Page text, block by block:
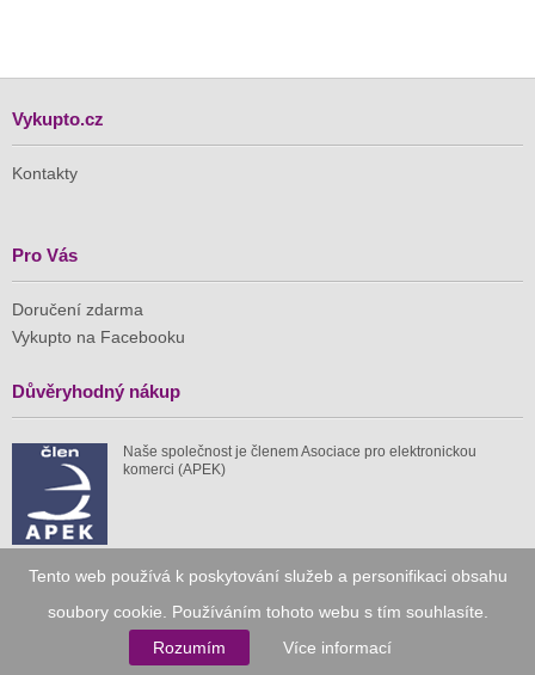
Tento web používá k poskytování služeb a personifikaci obsahu
soubory cookie. Používáním tohoto webu s tím souhlasíte.
Rozumím
Více informací
Vykupto.cz
Kontakty
Pro Vás
Doručení zdarma
Vykupto na Facebooku
Důvěryhodný nákup
Naše společnost je členem Asociace pro elektronickou
komerci (APEK)
1 511 mil.